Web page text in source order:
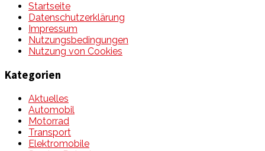
Startseite
Datenschutzerklärung
Impressum
Nutzungsbedingungen
Nutzung von Cookies
Kategorien
Aktuelles
Automobil
Motorrad
Transport
Elektromobile